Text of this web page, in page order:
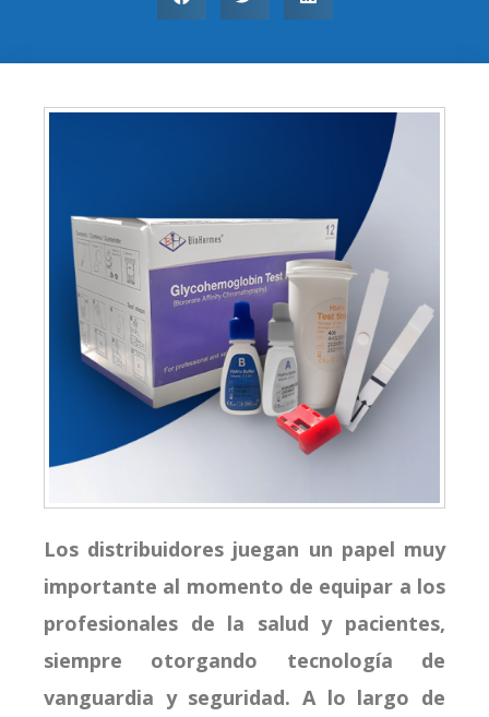
Los distribuidores juegan un papel muy
importante al momento de equipar a los
profesionales de la salud y pacientes,
siempre otorgando tecnología de
vanguardia y seguridad. A lo largo de